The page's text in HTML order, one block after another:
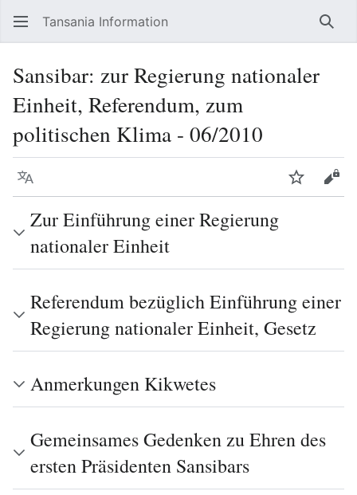
Tansania Information
Sansibar: zur Regierung nationaler
Einheit, Referendum, zum
politischen Klima - 06/2010
Sprache
Zur Einführung einer Regierung
nationaler Einheit
Referendum bezüglich Einführung einer
Regierung nationaler Einheit, Gesetz
Anmerkungen Kikwetes
Gemeinsames Gedenken zu Ehren des
ersten Präsidenten Sansibars